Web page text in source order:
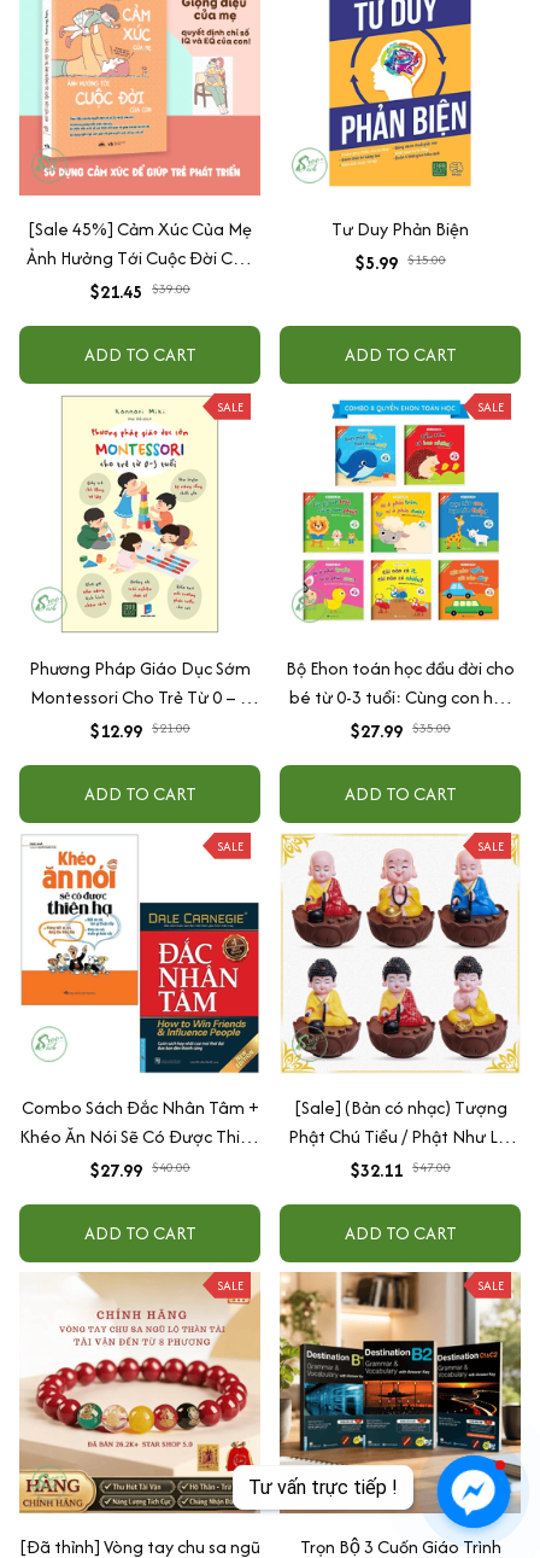
[Sale 45%] Cảm Xúc Của Mẹ
Ảnh Hưởng Tới Cuộc Đời Của
Con
$21.45 $39.00
ADD TO CART
Tư Duy Phản Biện
$5.99 $15.00
ADD TO CART
SALE
Phương Pháp Giáo Dục Sớm
Montessori Cho Trẻ Từ 0 – 3
Tuổi
$12.99 $21.00
ADD TO CART
SALE
Bộ Ehon toán học đầu đời cho
bé từ 0-3 tuổi: Cùng con học
toán (song ngữ Việt Anh)
$27.99 $35.00
ADD TO CART
SALE
Combo Sách Đắc Nhân Tâm +
Khéo Ăn Nói Sẽ Có Được Thiên
Hạ
$27.99 $40.00
ADD TO CART
SALE
[Sale] (Bản có nhạc) Tượng
Phật Chú Tiểu / Phật Như Lai
Gõ Mõ Tụng Kinh Có 6 Bài
$32.11 $47.00
ADD TO CART
SALE
[Đã thỉnh] Vòng tay chu sa ngũ
SALE
Trọn Bộ 3 Cuốn Giáo Trình